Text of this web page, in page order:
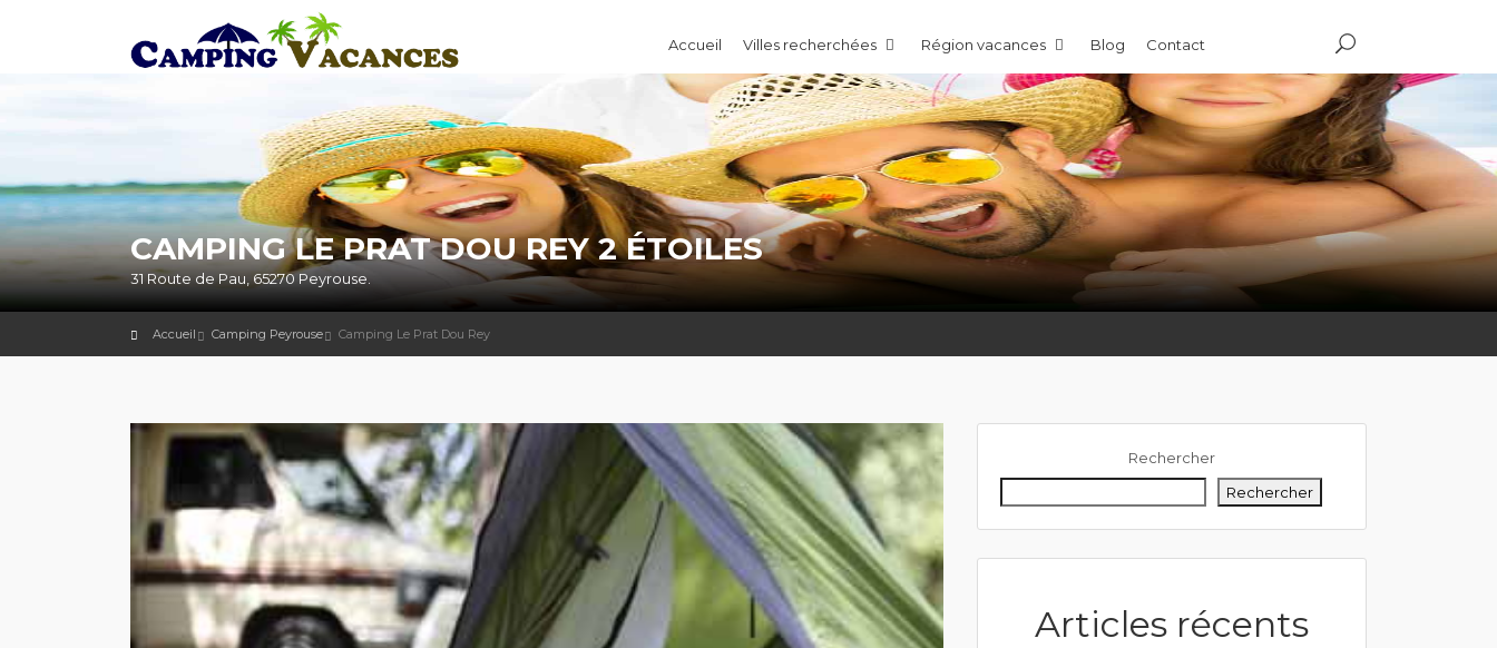
Accueil Villes recherchées Région vacances Blog Contact
CAMPING LE PRAT DOU REY 2 ÉTOILES
31 Route de Pau, 65270 Peyrouse.
Accueil Camping Peyrouse Camping Le Prat Dou Rey
Rechercher
Rechercher
Articles récents